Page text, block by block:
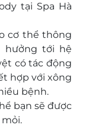
tại Spa Hà
cơ thể thông
hưởng tới hệ
có tác động
hợp với xông
bệnh.
bạn sẽ được